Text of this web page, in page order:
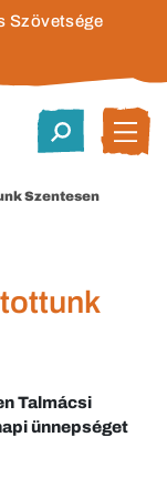
Szövetsége
Szentesen
Talmácsi
ünnepséget